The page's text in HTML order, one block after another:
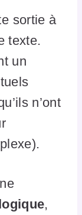
sortie à
texte.
un
n’ont
,